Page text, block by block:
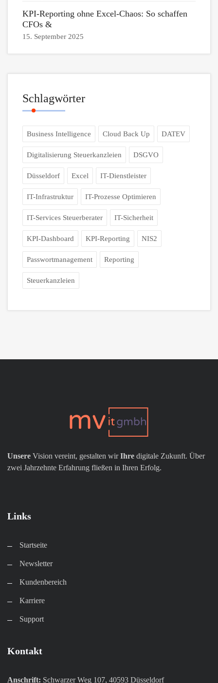
KPI-Reporting ohne Excel-Chaos: So schaffen
CFOs &
15. September 2025
Schlagwörter
Business Intelligence Cloud Back Up DATEV
Digitalisierung Steuerkanzleien DSGVO
Düsseldorf Excel IT-Dienstleister
IT-Infrastruktur IT-Prozesse Optimieren
IT-Services Steuerberater IT-Sicherheit
KPI-Dashboard KPI-Reporting NIS2
Passwortmanagement Reporting
Steuerkanzleien
Unsere Vision vereint, gestalten wirIhre digitale Zukunft. Über
zwei Jahrzehnte Erfahrung fließen in Ihren Erfolg.
Links
Startseite
Newsletter
Kundenbereich​
Karriere​
Support
Kontakt
Anschrift: Schwarzer Weg 107, 40593 Düsseldorf